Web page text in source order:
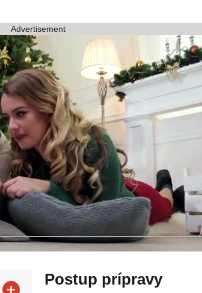
Advertisement
Postup prípravy